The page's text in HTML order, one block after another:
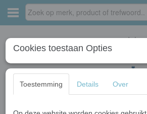
Cookies toestaan Opties
Toestemming Details Over